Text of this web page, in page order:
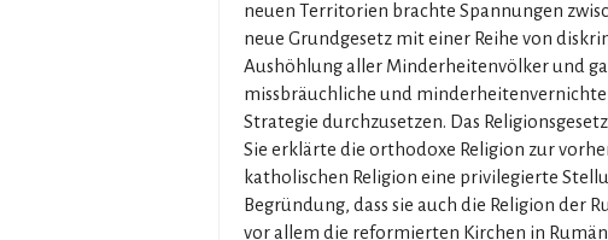
neuen Territorien brachte Spannungen
neue Grundgesetz mit einer Reihe von
Aushöhlung aller Minderheitenvölker und
missbräuchliche und
Strategie durchzusetzen. Das
Sie erklärte die orthodoxe Religion zur
katholischen Religion eine privilegierte
Begründung, dass sie auch die Religion der
vor allem die reformierten Kirchen in